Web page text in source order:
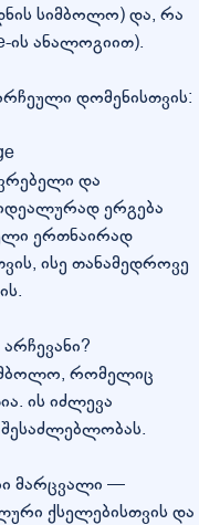
სიმბოლო) და, რა
ის ანალოგიით).
დომენისთვის:
და
ერგება
ერთნაირად
ისე თანამედროვე
რომელიც
ის იძლევა
მარცვალი —
ქსელებისთვის და